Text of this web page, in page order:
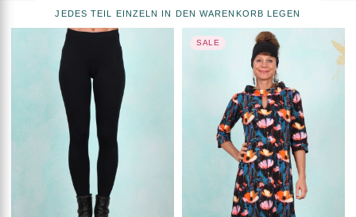
JEDES TEIL EINZELN IN DEN WARENKORB LEGEN
SALE